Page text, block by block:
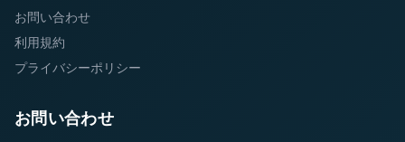
お問い合わせ
利用規約
プライバシーポリシー
お問い合わせ